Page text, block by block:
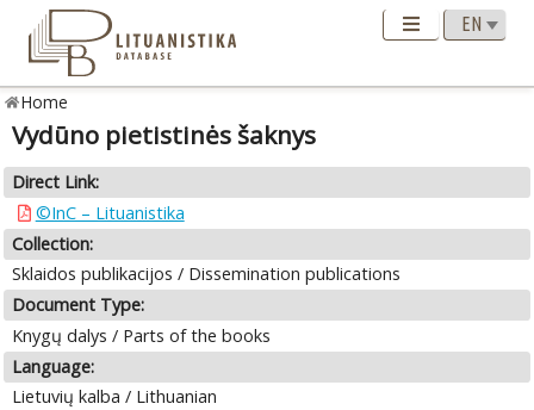
Home
Vydūno pietistinės šaknys
Direct Link:
©InC – Lituanistika
Collection:
Sklaidos publikacijos / Dissemination publications
Document Type:
Knygų dalys / Parts of the books
Language:
Lietuvių kalba / Lithuanian